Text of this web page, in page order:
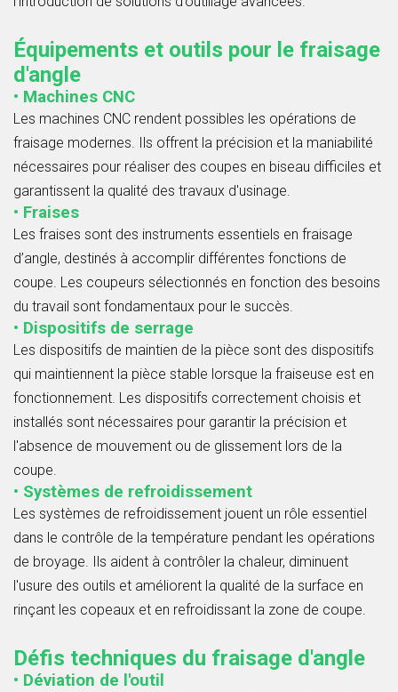
Équipements et outils pour le fraisage
d'angle
• Machines CNC
Les machines CNC rendent possibles les opérations de
fraisage modernes. Ils offrent la précision et la maniabilité
nécessaires pour réaliser des coupes en biseau difficiles et
garantissent la qualité des travaux d'usinage.
• Fraises
Les fraises sont des instruments essentiels en fraisage
d’angle, destinés à accomplir différentes fonctions de
coupe. Les coupeurs sélectionnés en fonction des besoins
du travail sont fondamentaux pour le succès.
• Dispositifs de serrage
Les dispositifs de maintien de la pièce sont des dispositifs
qui maintiennent la pièce stable lorsque la fraiseuse est en
fonctionnement. Les dispositifs correctement choisis et
installés sont nécessaires pour garantir la précision et
l'absence de mouvement ou de glissement lors de la
coupe.
• Systèmes de refroidissement
Les systèmes de refroidissement jouent un rôle essentiel
dans le contrôle de la température pendant les opérations
de broyage. Ils aident à contrôler la chaleur, diminuent
l'usure des outils et améliorent la qualité de la surface en
rinçant les copeaux et en refroidissant la zone de coupe.
Défis techniques du fraisage d'angle
• Déviation de l'outil